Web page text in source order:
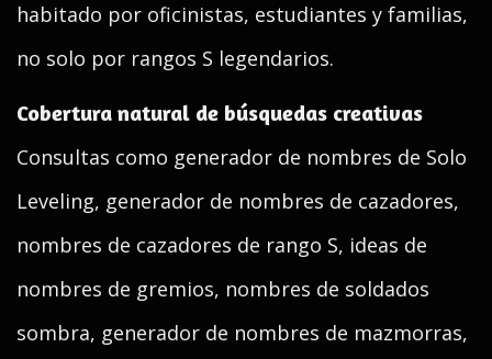
habitado por oficinistas, estudiantes y familias,
no solo por rangos S legendarios.
Cobertura natural de búsquedas creativas
Consultas como generador de nombres de Solo
Leveling, generador de nombres de cazadores,
nombres de cazadores de rango S, ideas de
nombres de gremios, nombres de soldados
sombra, generador de nombres de mazmorras,